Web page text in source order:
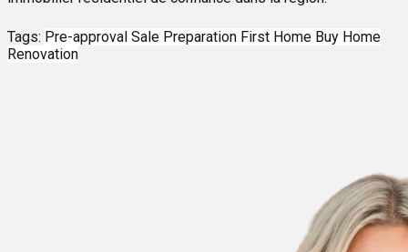
Tags: Pre-approval Sale Preparation First Home Buy Home
Renovation